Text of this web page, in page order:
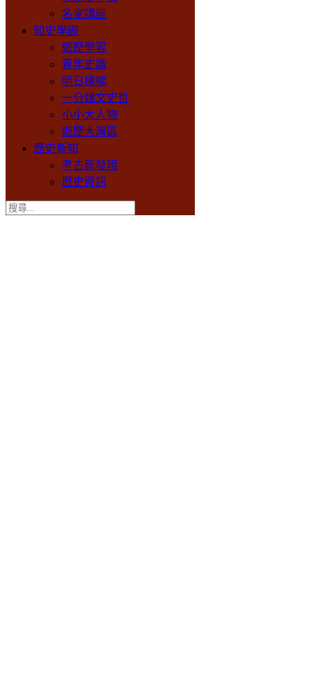
名家講座
知史學園
遊歷學習
青年史識
明日棟樑
一分鐘文史哲
小小大人物
遊歷大灣區
歷史新知
考古新發現
歷史資訊